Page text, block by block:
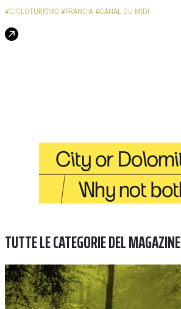
#CICLOTURISMO #FRANCIA #CANAL DU MIDI
TUTTE LE CATEGORIE DEL MAGAZINE